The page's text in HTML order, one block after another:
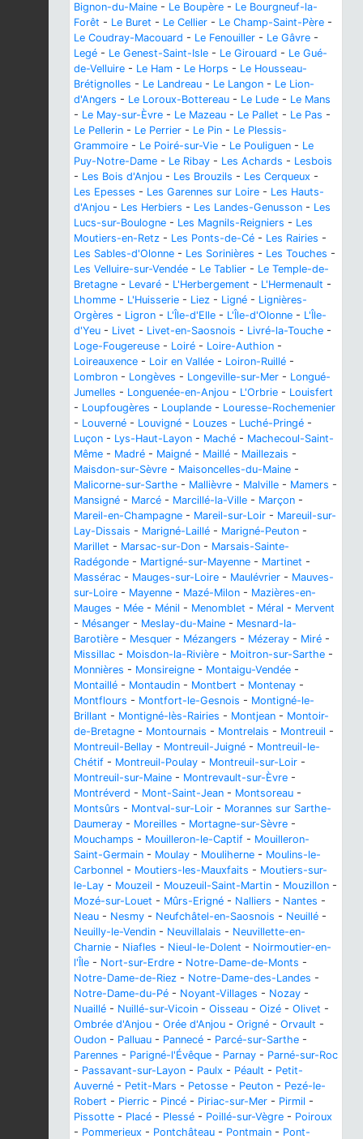
Bignon-du-Maine - Le Boupère - Le Bourgneuf-la-
Forêt - Le Buret - Le Cellier - Le Champ-Saint-Père -
Le Coudray-Macouard - Le Fenouiller - Le Gâvre -
Legé - Le Genest-Saint-Isle - Le Girouard - Le Gué-
de-Velluire - Le Ham - Le Horps - Le Housseau-
Brétignolles - Le Landreau - Le Langon - Le Lion-
d'Angers - Le Loroux-Bottereau - Le Lude - Le Mans
- Le May-sur-Èvre - Le Mazeau - Le Pallet - Le Pas -
Le Pellerin - Le Perrier - Le Pin - Le Plessis-
Grammoire - Le Poiré-sur-Vie - Le Pouliguen - Le
Puy-Notre-Dame - Le Ribay - Les Achards - Lesbois
- Les Bois d'Anjou - Les Brouzils - Les Cerqueux -
Les Epesses - Les Garennes sur Loire - Les Hauts-
d'Anjou - Les Herbiers - Les Landes-Genusson - Les
Lucs-sur-Boulogne - Les Magnils-Reigniers - Les
Moutiers-en-Retz - Les Ponts-de-Cé - Les Rairies -
Les Sables-d'Olonne - Les Sorinières - Les Touches -
Les Velluire-sur-Vendée - Le Tablier - Le Temple-de-
Bretagne - Levaré - L'Herbergement - L'Hermenault -
Lhomme - L'Huisserie - Liez - Ligné - Lignières-
Orgères - Ligron - L'Île-d'Elle - L'Île-d'Olonne - L'Île-
d'Yeu - Livet - Livet-en-Saosnois - Livré-la-Touche -
Loge-Fougereuse - Loiré - Loire-Authion -
Loireauxence - Loir en Vallée - Loiron-Ruillé -
Lombron - Longèves - Longeville-sur-Mer - Longué-
Jumelles - Longuenée-en-Anjou - L'Orbrie - Louisfert
- Loupfougères - Louplande - Louresse-Rochemenier
- Louverné - Louvigné - Louzes - Luché-Pringé -
Luçon - Lys-Haut-Layon - Maché - Machecoul-Saint-
Même - Madré - Maigné - Maillé - Maillezais -
Maisdon-sur-Sèvre - Maisoncelles-du-Maine -
Malicorne-sur-Sarthe - Mallièvre - Malville - Mamers -
Mansigné - Marcé - Marcillé-la-Ville - Marçon -
Mareil-en-Champagne - Mareil-sur-Loir - Mareuil-sur-
Lay-Dissais - Marigné-Laillé - Marigné-Peuton -
Marillet - Marsac-sur-Don - Marsais-Sainte-
Radégonde - Martigné-sur-Mayenne - Martinet -
Massérac - Mauges-sur-Loire - Maulévrier - Mauves-
sur-Loire - Mayenne - Mazé-Milon - Mazières-en-
Mauges - Mée - Ménil - Menomblet - Méral - Mervent
- Mésanger - Meslay-du-Maine - Mesnard-la-
Barotière - Mesquer - Mézangers - Mézeray - Miré -
Missillac - Moisdon-la-Rivière - Moitron-sur-Sarthe -
Monnières - Monsireigne - Montaigu-Vendée -
Montaillé - Montaudin - Montbert - Montenay -
Montflours - Montfort-le-Gesnois - Montigné-le-
Brillant - Montigné-lès-Rairies - Montjean - Montoir-
de-Bretagne - Montournais - Montrelais - Montreuil -
Montreuil-Bellay - Montreuil-Juigné - Montreuil-le-
Chétif - Montreuil-Poulay - Montreuil-sur-Loir -
Montreuil-sur-Maine - Montrevault-sur-Èvre -
Montréverd - Mont-Saint-Jean - Montsoreau -
Montsûrs - Montval-sur-Loir - Morannes sur Sarthe-
Daumeray - Moreilles - Mortagne-sur-Sèvre -
Mouchamps - Mouilleron-le-Captif - Mouilleron-
Saint-Germain - Moulay - Mouliherne - Moulins-le-
Carbonnel - Moutiers-les-Mauxfaits - Moutiers-sur-
le-Lay - Mouzeil - Mouzeuil-Saint-Martin - Mouzillon -
Mozé-sur-Louet - Mûrs-Erigné - Nalliers - Nantes -
Neau - Nesmy - Neufchâtel-en-Saosnois - Neuillé -
Neuilly-le-Vendin - Neuvillalais - Neuvillette-en-
Charnie - Niafles - Nieul-le-Dolent - Noirmoutier-en-
l'Île - Nort-sur-Erdre - Notre-Dame-de-Monts -
Notre-Dame-de-Riez - Notre-Dame-des-Landes -
Notre-Dame-du-Pé - Noyant-Villages - Nozay -
Nuaillé - Nuillé-sur-Vicoin - Oisseau - Oizé - Olivet -
Ombrée d'Anjou - Orée d'Anjou - Origné - Orvault -
Oudon - Palluau - Pannecé - Parcé-sur-Sarthe -
Parennes - Parigné-l'Évêque - Parnay - Parné-sur-Roc
- Passavant-sur-Layon - Paulx - Péault - Petit-
Auverné - Petit-Mars - Petosse - Peuton - Pezé-le-
Robert - Pierric - Pincé - Piriac-sur-Mer - Pirmil -
Pissotte - Placé - Plessé - Poillé-sur-Vègre - Poiroux
- Pommerieux - Pontchâteau - Pontmain - Pont-